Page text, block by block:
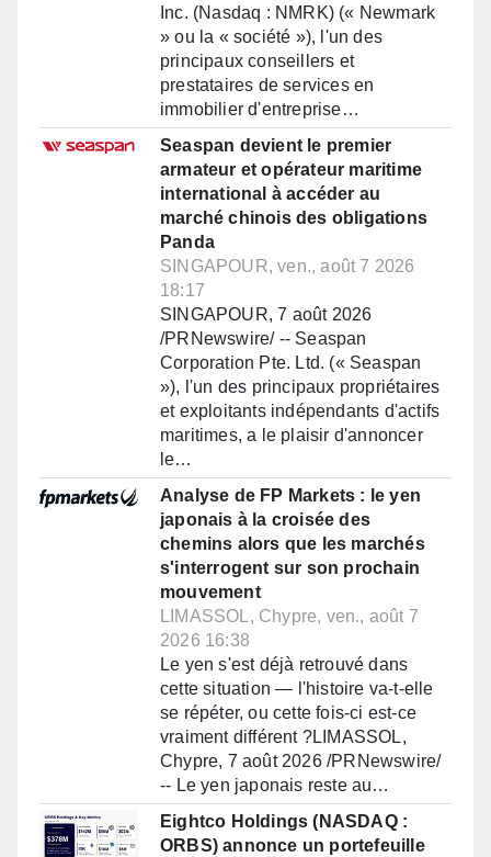
Inc. (Nasdaq : NMRK) (« Newmark
» ou la « société »), l'un des
principaux conseillers et
prestataires de services en
immobilier d'entreprise…
Seaspan devient le premier
armateur et opérateur maritime
international à accéder au
marché chinois des obligations
Panda
SINGAPOUR, ven., août 7 2026
18:17
SINGAPOUR, 7 août 2026
/PRNewswire/ -- Seaspan
Corporation Pte. Ltd. (« Seaspan
»), l'un des principaux propriétaires
et exploitants indépendants d'actifs
maritimes, a le plaisir d'annoncer
le…
Analyse de FP Markets : le yen
japonais à la croisée des
chemins alors que les marchés
s'interrogent sur son prochain
mouvement
LIMASSOL, Chypre, ven., août 7
2026 16:38
Le yen s'est déjà retrouvé dans
cette situation — l'histoire va-t-elle
se répéter, ou cette fois-ci est-ce
vraiment différent ?LIMASSOL,
Chypre, 7 août 2026 /PRNewswire/
-- Le yen japonais reste au…
Eightco Holdings (NASDAQ :
ORBS) annonce un portefeuille